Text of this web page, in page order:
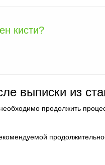
кисти?
выписки из
продолжить